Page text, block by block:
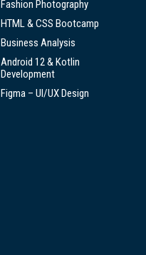
Fashion Photography
HTML & CSS Bootcamp
Business Analysis
Android 12 & Kotlin
Development
Figma – UI/UX Design